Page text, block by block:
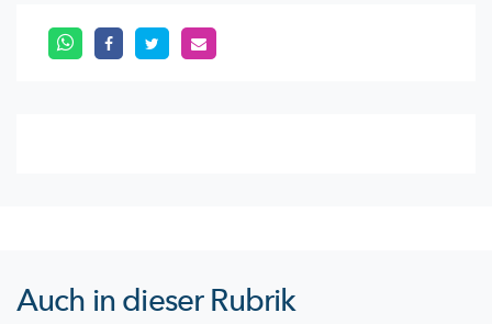
Auch in dieser Rubrik